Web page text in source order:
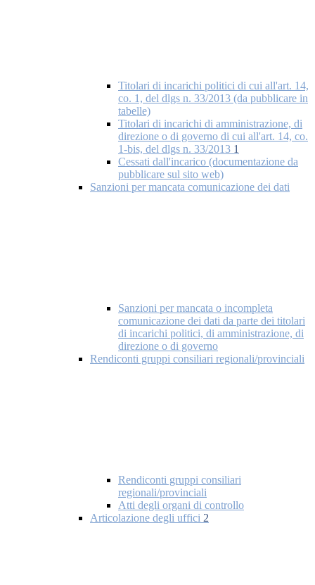
Titolari di incarichi politici di cui all'art. 14,
co. 1, del dlgs n. 33/2013 (da pubblicare in
tabelle)
Titolari di incarichi di amministrazione, di
direzione o di governo di cui all'art. 14, co.
1-bis, del dlgs n. 33/2013 1
Cessati dall'incarico (documentazione da
pubblicare sul sito web)
Sanzioni per mancata comunicazione dei dati
Sanzioni per mancata o incompleta
comunicazione dei dati da parte dei titolari
di incarichi politici, di amministrazione, di
direzione o di governo
Rendiconti gruppi consiliari regionali/provinciali
Rendiconti gruppi consiliari
regionali/provinciali
Atti degli organi di controllo
Articolazione degli uffici 2